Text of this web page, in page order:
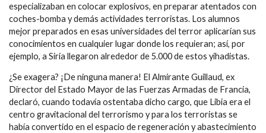
especializaban en colocar explosivos, en preparar atentados con
coches-bomba y demás actividades terroristas. Los alumnos
mejor preparados en esas universidades del terror aplicarían sus
conocimientos en cualquier lugar donde los requieran; así, por
ejemplo, a Siria llegaron alrededor de 5.000 de estos yihadistas.
¿Se exagera? ¡De ninguna manera! El Almirante Guillaud, ex
Director del Estado Mayor de las Fuerzas Armadas de Francia,
declaró, cuando todavía ostentaba dicho cargo, que Libia era el
centro gravitacional del terrorismo y para los terroristas se
había convertido en el espacio de regeneración y abastecimiento